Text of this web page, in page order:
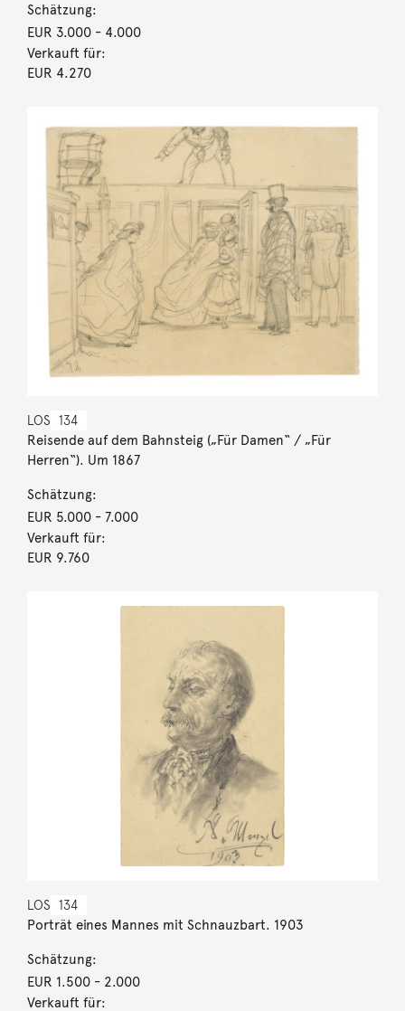
Schätzung:
EUR 3.000- 4.000
Verkauft für:
EUR 4.270
LOS 134
Reisende auf dem Bahnsteig („Für Damen“ / „Für
Herren“). Um 1867
Schätzung:
EUR 5.000- 7.000
Verkauft für:
EUR 9.760
LOS 134
Porträt eines Mannes mit Schnauzbart. 1903
Schätzung:
EUR 1.500- 2.000
Verkauft für: